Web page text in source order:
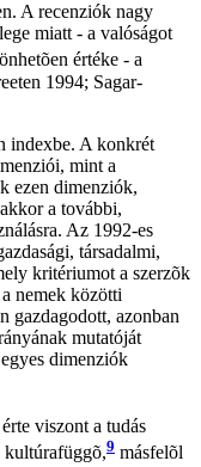
A recenziók nagy
miatt - a valóságot
értéke - a
1994; Sagar-
indexbe. A konkrét
mint a
ezen dimenziók,
a további,
Az 1992-es
társadalmi,
kritériumot a szerzõk
nemek közötti
gazdagodott, azonban
mutatóját
dimenziók
viszont a tudás
kultúrafüggõ,9 másfelõl